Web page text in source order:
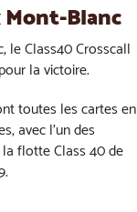
Mont-Blanc
le Class40 Crosscall
la victoire.
toutes les cartes en
avec l’un des
flotte Class 40 de